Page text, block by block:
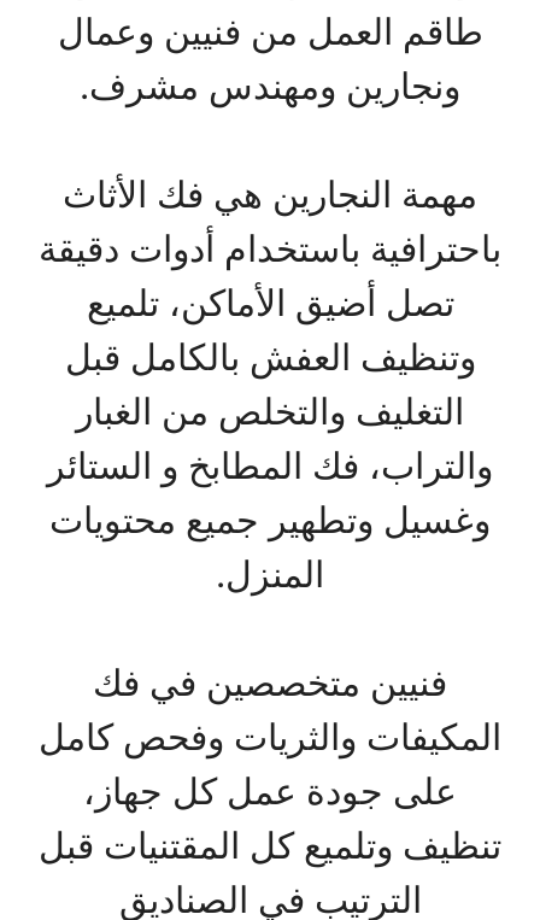
طاقم العمل من فنيين وعمال
ونجارين ومهندس مشرف.
مهمة النجارين هي فك الأثاث
باحترافية باستخدام أدوات دقيقة
تصل أضيق الأماكن، تلميع
وتنظيف العفش بالكامل قبل
التغليف والتخلص من الغبار
والتراب، فك المطابخ و الستائر
وغسيل وتطهير جميع محتويات
المنزل.
فنيين متخصصين في فك
المكيفات والثريات وفحص كامل
على جودة عمل كل جهاز،
تنظيف وتلميع كل المقتنيات قبل
الترتيب في الصناديق